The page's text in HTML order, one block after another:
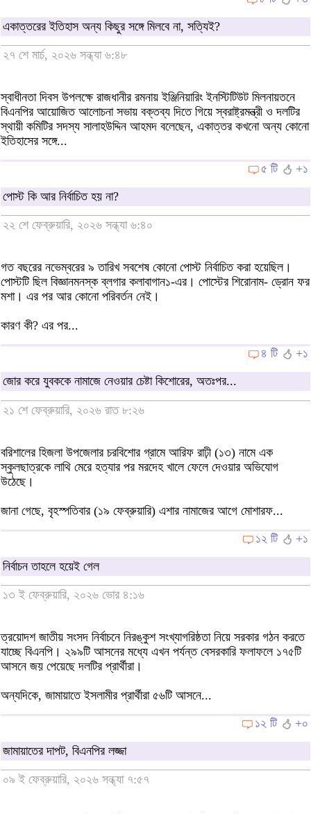
একাত্তরের ইতিহাস অন্য কিছুর সঙ্গে মিলবে না, সত্যিই?
২৭ শে মার্চ, ২০২৬ সন্ধ্যা ৬:৪৮
স্বাধীনতা দিবস উপলক্ষে রাজধানীর রমনায় ইঞ্জিনিয়ারিং ইনস্টিটিউট মিলনায়তনে
বিএনপির আয়োজিত আলোচনা সভায় বক্তব্য দিতে গিয়ে স্বরাষ্ট্রমন্ত্রী ও দলটির
স্থায়ী কমিটির সদস্য সালাহউদ্দিন আহমদ বলেছেন, একাত্তর কখনো অন্য কোনো
ইতিহাসের সঙ্গে...
৫ টি
+১
পোস্ট কি আর নির্বাচিত হয় না?
২২ শে ফেব্রুয়ারি, ২০২৬ সন্ধ্যা ৬:৪০
গত বছরের নভেম্বরের ৯ তারিখ সবশেষ কোনো পোস্ট নির্বাচিত করা হয়েছিল।
পোস্টটি ছিল বিজ্ঞানমনস্ক ব্লগার কলাবাগান১-এর। পোস্টের শিরোনাম- ড্রোন ফর
মশা। এর পর আর কোনো পরিবর্তন নেই।
কারণ কী? এর পর...
৪ টি
+১
জোর করে যুবককে নামাজে নেওয়ার চেষ্টা কিশোরের, অতঃপর...
২১ শে ফেব্রুয়ারি, ২০২৬ রাত ৮:২৬
বরিশালের হিজলা উপজেলার চরবিশোর গ্রামে আরিফ রাঢ়ী (১৩) নামে এক
স্কুলছাত্রকে লাথি মেরে হত্যার পর মরদেহ খালে ফেলে দেওয়ার অভিযোগ
উঠেছে।
জানা গেছে, বৃহস্পতিবার (১৯ ফেব্রুয়ারি) এশার নামাজের আগে মোশারফ...
১২ টি
+১
নির্বাচন তাহলে হয়েই গেল
১৩ ই ফেব্রুয়ারি, ২০২৬ ভোর ৪:১৬
ত্রয়োদশ জাতীয় সংসদ নির্বাচনে নিরঙ্কুশ সংখ্যাগরিষ্ঠতা নিয়ে সরকার গঠন করতে
যাচ্ছে বিএনপি। ২৯৯টি আসনের মধ্যে এখন পর্যন্ত বেসরকারি ফলাফলে ১৭৫টি
আসনে জয় পেয়েছে দলটির প্রার্থীরা।
অন্যদিকে, জামায়াতে ইসলামীর প্রার্থীরা ৫৬টি আসনে...
১২ টি
+০
জামায়াতের দাপট, বিএনপির লজ্জা
০৯ ই ফেব্রুয়ারি, ২০২৬ সন্ধ্যা ৭:৫৭